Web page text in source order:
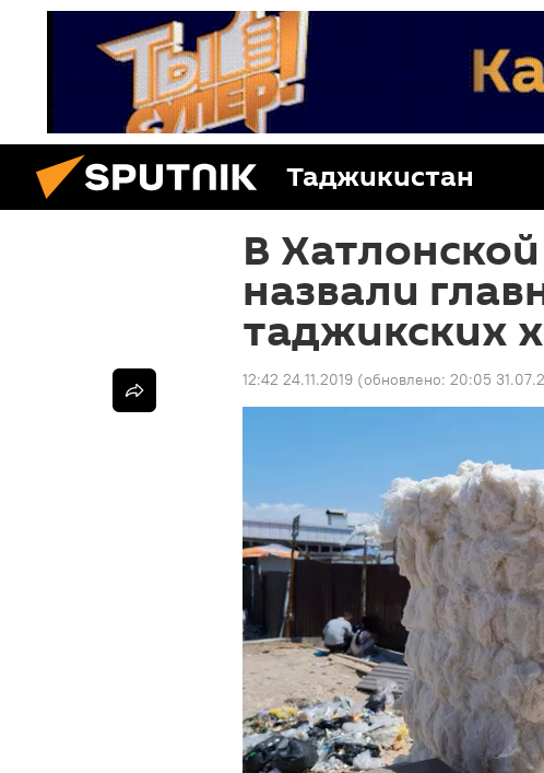
Таджикистан
В
назвали
таджикских
12:42 24.11.2019 (обновлено: 20:05